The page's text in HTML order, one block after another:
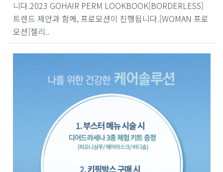
니다.2023 GOHAIR PERM LOOKBOOK[BORDERLESS]
트렌드 제안과 함께, 프로모션이 진행됩니다.[WOMAN 프로
모션]젤리..